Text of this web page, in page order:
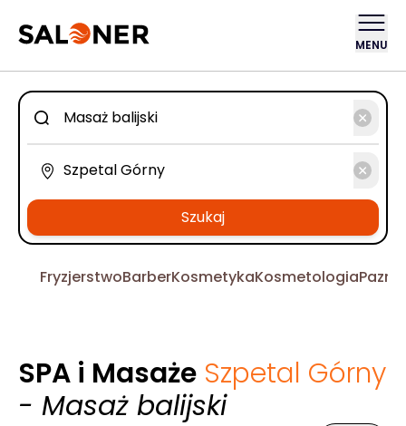
MENU
Szukaj
FryzjerstwoBarberKosmetykaKosmetologia
SPA i Masaże Szpetal Górny
- Masaż balijski